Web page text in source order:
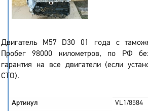
Двигатель M57 D30 01 года с
Пробег 98000 километров, по РФ
гарантия на все двигатели (если
СТО).
Артикул
VL1/8584